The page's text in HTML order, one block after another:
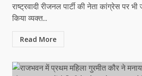
राष्ट्रवादी रीजनल पार्टी की नेता कांग्रेस पर
किया व्यक्त...
Read More